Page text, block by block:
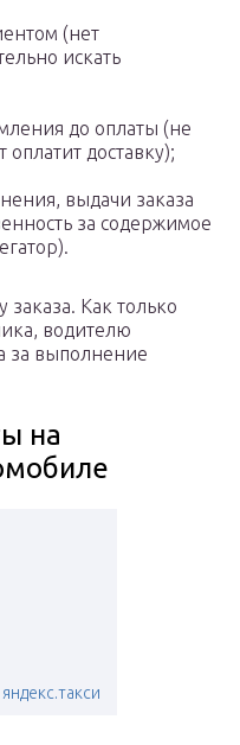
(нет
искать
до оплаты (не
доставку);
выдачи заказа
за содержимое
заказа. Как только
водителю
за выполнение
на